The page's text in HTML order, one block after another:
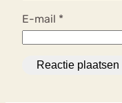
E-mail *